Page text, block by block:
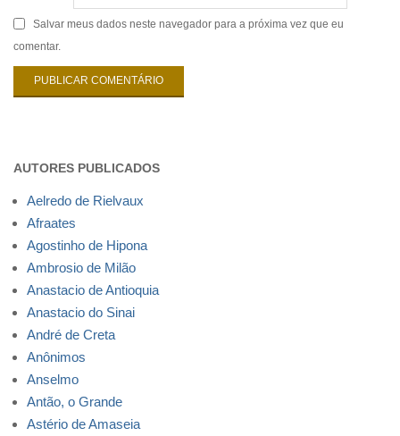
Salvar meus dados neste navegador para a próxima vez que eu
comentar.
AUTORES PUBLICADOS
Aelredo de Rielvaux
Afraates
Agostinho de Hipona
Ambrosio de Milão
Anastacio de Antioquia
Anastacio do Sinai
André de Creta
Anônimos
Anselmo
Antão, o Grande
Astério de Amaseia